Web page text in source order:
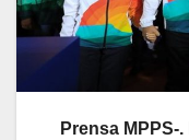
Prensa MPPS-.